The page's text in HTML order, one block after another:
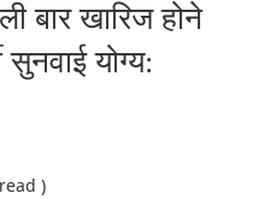
बार खारिज होने
योग्य:
)